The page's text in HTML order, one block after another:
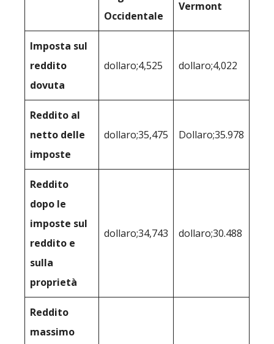
Occidentale
Vermont
Imposta sul
reddito
dovuta
dollaro;4,525 dollaro;4,022
Reddito al
netto delle
imposte
dollaro;35,475 Dollaro;35.978
Reddito
dopo le
imposte sul
reddito e
sulla
proprietà
dollaro;34,743 dollaro;30.488
Reddito
massimo